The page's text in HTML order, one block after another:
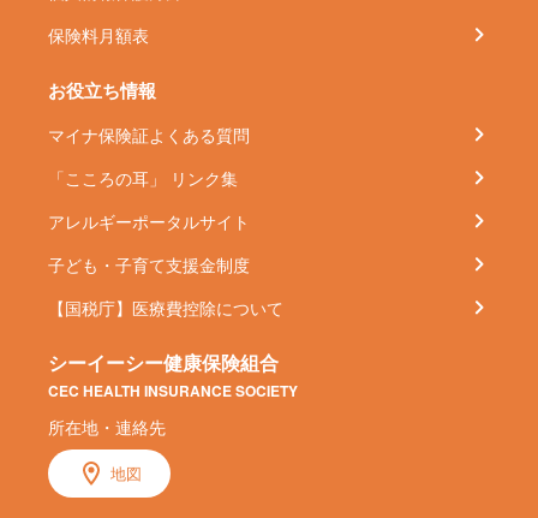
保険料月額表
お役立ち情報
マイナ保険証よくある質問
「こころの耳」 リンク集
アレルギーポータルサイト
子ども・子育て支援金制度
【国税庁】医療費控除について
シーイーシー健康保険組合
CEC HEALTH INSURANCE SOCIETY
所在地・連絡先
地図